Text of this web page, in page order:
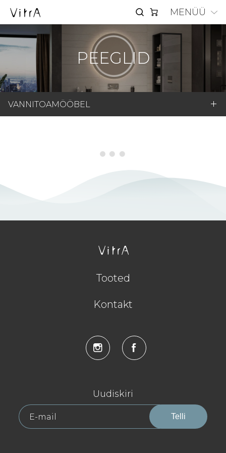
MENÜÜ
PEEGLID
VANNITOAMÖÖBEL
Tooted
Kontakt
Uudiskiri